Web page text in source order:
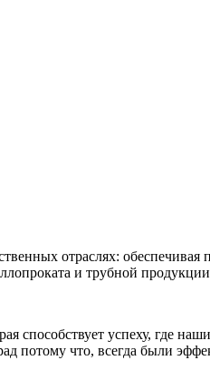
отраслях: обеспечивая
и трубной
успеху, где
потому что, всегда были